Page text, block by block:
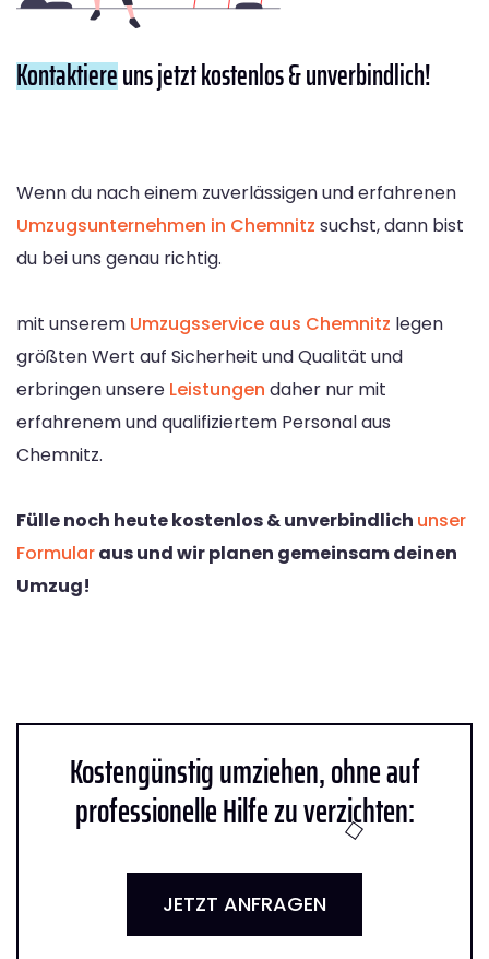
Kontaktiereuns jetzt kostenlos & unverbindlich!
Wenn du nach einem zuverlässigen und erfahrenen
Umzugsunternehmen in Chemnitz suchst, dann bist
du bei uns genau richtig.
mit unserem Umzugsservice aus Chemnitz legen
größten Wert auf Sicherheit und Qualität und
erbringen unsere Leistungen daher nur mit
erfahrenem und qualifiziertem Personal aus
Chemnitz.
Fülle noch heute kostenlos & unverbindlich unser
Formularaus und wir planen gemeinsam deinen
Umzug!
Kostengünstig umziehen, ohne auf
professionelle Hilfe zu verzichten:
JETZT ANFRAGEN